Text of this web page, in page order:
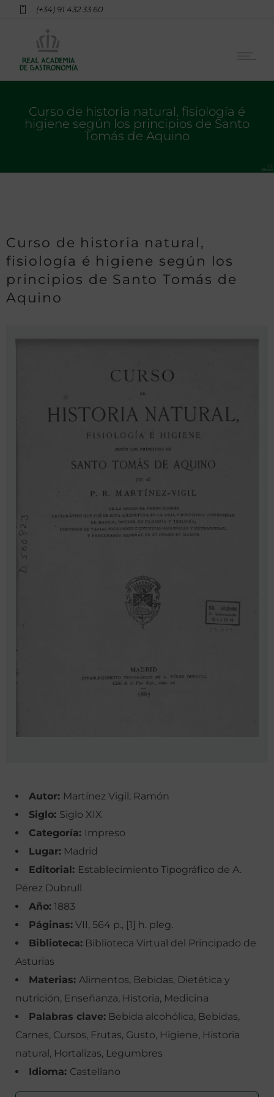
(+34) 91 432 33 60
Curso de historia natural, fisiología é
higiene según los principios de Santo
Tomás de Aquino
Curso de historia natural,
fisiología é higiene según los
principios de Santo Tomás de
Aquino
Autor: Martínez Vigil, Ramón
Siglo: Siglo XIX
Categoría: Impreso
Lugar: Madrid
Editorial: Establecimiento Tipográfico de A.
Pérez Dubrull
Año: 1883
Páginas: VII, 564 p., [1] h. pleg.
Biblioteca: Biblioteca Virtual del Principado de
Asturias
Materias: Alimentos, Bebidas, Dietética y
nutrición, Enseñanza, Historia, Medicina
Palabras clave: Bebida alcohólica, Bebidas,
Carnes, Cursos, Frutas, Gusto, Higiene, Historia
natural, Hortalizas, Legumbres
Idioma: Castellano